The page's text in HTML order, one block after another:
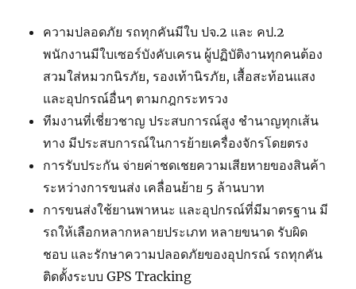
ความปลอดภัย รถทุกคันมีใบ ปจ.2 และ คป.2
พนักงานมีใบเซอร์บังคับเครน ผู้ปฏิบัติงานทุกคนต้อง
สวมใส่หมวกนิรภัย, รองเท้านิรภัย, เสื้อสะท้อนแสง
และอุปกรณ์อื่นๆ ตามกฎกระทรวง
ทีมงานที่เชี่ยวชาญ ประสบการณ์สูง ชำนาญทุกเส้น
ทาง มีประสบการณ์ในการย้ายเครื่องจักรโดยตรง
การรับประกัน จ่ายค่าชดเชยความเสียหายของสินค้า
ระหว่างการขนส่ง เคลื่อนย้าย 5 ล้านบาท
การขนส่งใช้ยานพาหนะ และอุปกรณ์ที่มีมาตรฐาน มี
รถให้เลือกหลากหลายประเภท หลายขนาด รับผิด
ชอบ และรักษาความปลอดภัยของอุปกรณ์ รถทุกคัน
ติดตั้งระบบ GPS Tracking